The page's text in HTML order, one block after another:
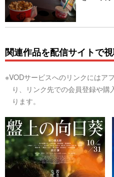
関連作品を配信サイトで
※VODサービスへのリンクにはア
り、リンク先での会員登録や
ります。